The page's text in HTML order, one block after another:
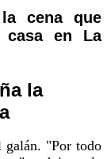
cena que
casa en La
la
galán. "Por todo